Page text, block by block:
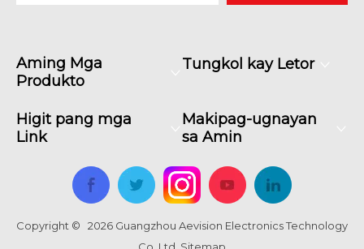
Aming Mga
Produkto
Tungkol kay Letor
Higit pang mga
Link
Makipag-ugnayan
sa Amin
Copyright © 2026 Guangzhou Aevision Electronics Technology